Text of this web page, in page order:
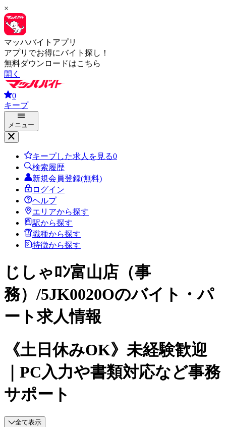
×
マッハバイトアプリ
アプリでお得にバイト探し！
無料ダウンロードはこちら
開く
0
キープ
メニュー
キープした求人を見る0
検索履歴
新規会員登録(無料)
ログイン
ヘルプ
エリアから探す
駅から探す
職種から探す
特徴から探す
じしゃﾛﾝ富山店（事
務）/5JK0020Oのバイト・パ
ート求人情報
《土日休みOK》未経験歓迎
｜PC入力や書類対応など事務
サポート
全て表示